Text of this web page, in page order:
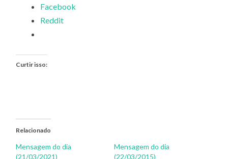
Facebook
Reddit
Curtir isso:
Relacionado
Mensagem do dia
(21/03/2021)
Mensagem do dia
(22/03/2015)